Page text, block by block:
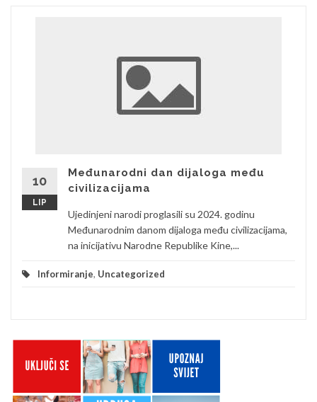
10
LIP
Međunarodni dan dijaloga među
civilizacijama
Ujedinjeni narodi proglasili su 2024. godinu
Međunarodnim danom dijaloga među civilizacijama,
na inicijativu Narodne Republike Kine,...
Informiranje, Uncategorized